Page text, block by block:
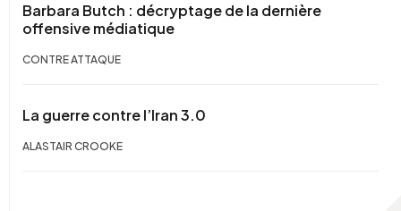
Barbara Butch : décryptage de la dernière
offensive médiatique
CONTRE ATTAQUE
La guerre contre l’Iran 3.0
ALASTAIR CROOKE